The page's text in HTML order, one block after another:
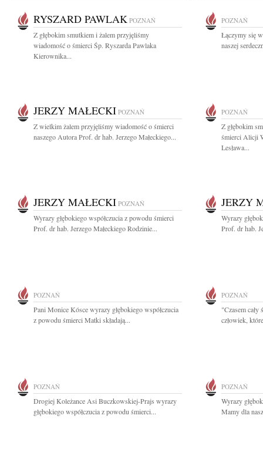
RYSZARD PAWLAK POZNAŃ
Z głębokim smutkiem i żalem przyjęliśmy
wiadomość o śmierci Śp. Ryszarda Pawlaka
Kierownika...
POZNAŃ
Łączymy się
naszej
JERZY MAŁECKI POZNAŃ
Z wielkim żalem przyjęliśmy wiadomość o śmierci
naszego Autora Prof. dr hab. Jerzego Małeckiego...
POZNAŃ
Z głębokim
śmierci Alicji
Lesława...
JERZY MAŁECKI POZNAŃ
Wyrazy głębokiego współczucia z powodu śmierci
Prof. dr hab. Jerzego Małeckiego Rodzinie...
JERZY
Wyrazy
Prof. dr hab.
POZNAŃ
Pani Monice Kósce wyrazy głębokiego współczucia
z powodu śmierci Matki składają...
POZNAŃ
"Czasem cały
człowiek,
POZNAŃ
Drogiej Koleżance Asi Buczkowskiej-Prajs wyrazy
głębokiego współczucia z powodu śmierci...
POZNAŃ
Wyrazy
Mamy dla